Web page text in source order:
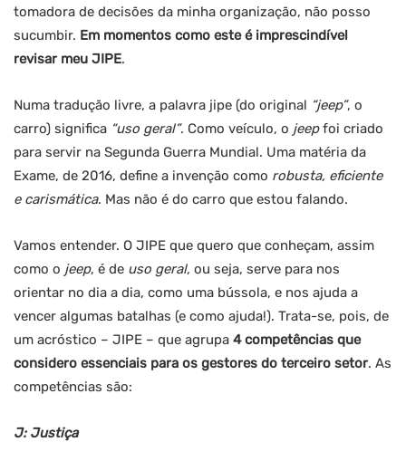
tomadora de decisões da minha organização, não posso
sucumbir. Em momentos como este é imprescindível
revisar meu JIPE.
Numa tradução livre, a palavra jipe (do original “jeep”, o
carro) significa “uso geral”. Como veículo, o jeepfoi criado
para servir na Segunda Guerra Mundial. Uma matéria da
Exame, de 2016, define a invenção como robusta, eficiente
e carismática. Mas não é do carro que estou falando.
Vamos entender. O JIPE que quero que conheçam, assim
como o jeep, é de uso geral, ou seja, serve para nos
orientar no dia a dia, como uma bússola, e nos ajuda a
vencer algumas batalhas (e como ajuda!). Trata-se, pois, de
um acróstico – JIPE – que agrupa 4 competências que
considero essenciais para os gestores do terceiro setor. As
competências são:
J: Justiça